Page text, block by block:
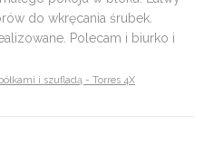
do wkręcania śrubek.
Polecam i biurko i
i szufladą - Torres 4X